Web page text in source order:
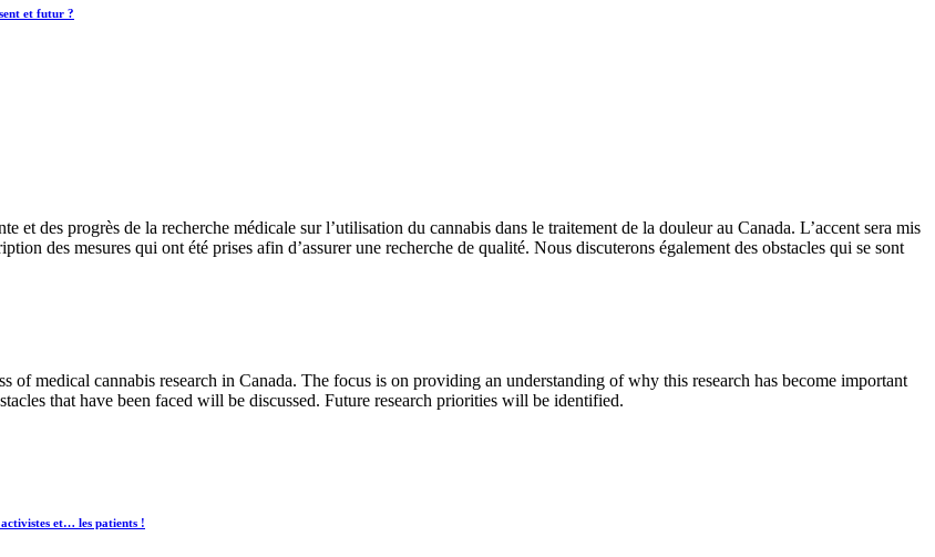
et futur ?
et des progrès de la recherche médicale sur l’utilisation du cannabis dans le traitement de la douleur au Canada. L’accent sera mis
des mesures qui ont été prises afin d’assurer une recherche de qualité. Nous discuterons également des obstacles qui se sont
medical cannabis research in Canada. The focus is on providing an understanding of why this research has become important
that have been faced will be discussed. Future research priorities will be identified.
activistes et… les patients !